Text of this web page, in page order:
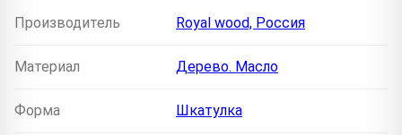
Производитель Royal wood, Россия
Материал Дерево. Масло
Форма Шкатулка